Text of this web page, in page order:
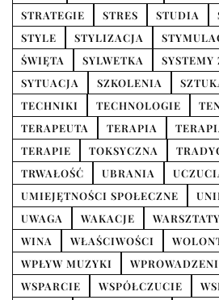
STRATEGIE
STRES STUDIA
STYLE
STYLIZACJA
ŚWIĘTA
SYLWETKA
SYTUACJA
SZKOLENIA
TECHNIKI
TECHNOLOGIE
TERAPEUTA
TERAPIA
TERAPIE
TOKSYCZNA
TRWAŁOŚĆ
UBRANIA
UMIEJĘTNOŚCI SPOŁECZNE
UWAGA
WAKACJE WARSZTATY
WINA
WŁAŚCIWOŚCI
WPŁYW MUZYKI
WSPARCIE
WSPÓŁCZUCIE